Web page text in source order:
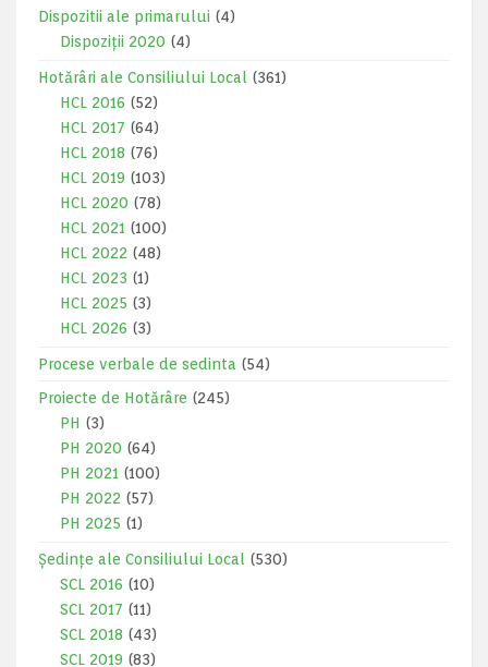
Dispozitii ale primarului (4)
Dispoziții 2020 (4)
Hotărâri ale Consiliului Local
(361)
HCL 2016 (52)
HCL 2017 (64)
HCL 2018 (76)
HCL 2019 (103)
HCL 2020 (78)
HCL 2021 (100)
HCL 2022 (48)
HCL 2023 (1)
HCL 2025 (3)
HCL 2026 (3)
Procese verbale de sedinta (54)
Proiecte de Hotărâre (245)
PH (3)
PH 2020 (64)
PH 2021 (100)
PH 2022 (57)
PH 2025 (1)
Ședințe ale Consiliului Local
(530)
SCL 2016 (10)
SCL 2017 (11)
SCL 2018 (43)
SCL 2019 (83)